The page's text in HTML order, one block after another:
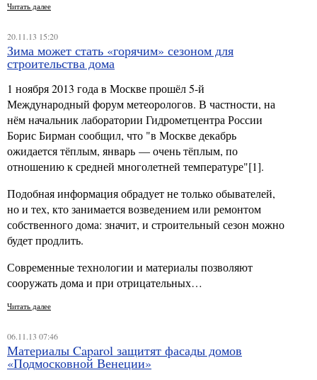
Читать далее
20.11.13 15:20
Зима может стать «горячим» сезоном для
строительства дома
1 ноября 2013 года в Москве прошёл 5-й
Международный форум метеорологов. В частности, на
нём начальник лаборатории Гидрометцентра России
Борис Бирман сообщил, что "в Москве декабрь
ожидается тёплым, январь — очень тёплым, по
отношению к средней многолетней температуре"[1].
Подобная информация обрадует не только обывателей,
но и тех, кто занимается возведением или ремонтом
собственного дома: значит, и строительный сезон можно
будет продлить.
Современные технологии и материалы позволяют
сооружать дома и при отрицательных…
Читать далее
06.11.13 07:46
Материалы Caparol защитят фасады домов
«Подмосковной Венеции»